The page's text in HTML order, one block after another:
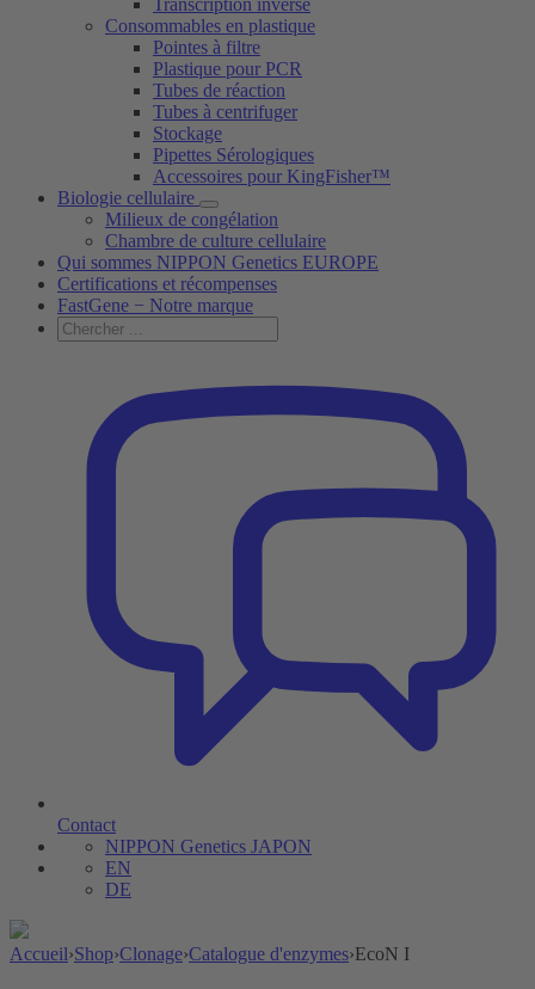
Transcription inverse
Consommables en plastique
Pointes à filtre
Plastique pour PCR
Tubes de réaction
Tubes à centrifuger
Stockage
Pipettes Sérologiques
Accessoires pour KingFisher™
Biologie cellulaire
Milieux de congélation
Chambre de culture cellulaire
Qui sommes NIPPON Genetics EUROPE
Certifications et récompenses
FastGene − Notre marque
Contact
NIPPON Genetics JAPON
EN
DE
Accueil›Shop›Clonage›Catalogue d'enzymes›EcoN I